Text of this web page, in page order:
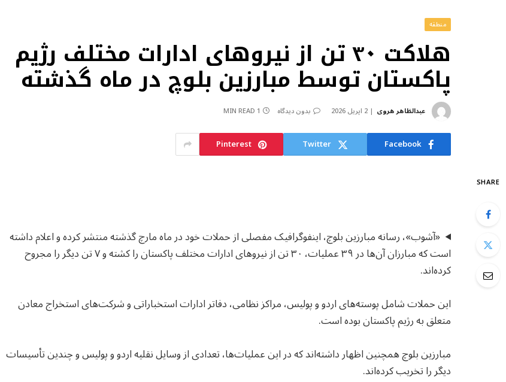
منطقه
هلاکت ۳۰ تن از نیروهای ادارات مختلف رژیم
پاکستان توسط مبارزین بلوچ در ماه گذشته
عبدالظاهر هروی 2 اپریل 2026 بدون دیدگاه 1 MIN READ
Facebook
Twitter
Pinterest
SHARE
«آشوب»، رسانه مبارزین بلوچ، اینفوگرافیک مفصلی از حملات خود در ماه مارچ گذشته منتشر کرده و اعلام داشته
است که مبارزان آن‌ها در ۳۹ عملیات، ۳۰ تن از نیروهای ادارات مختلف پاکستان را کشته و ۷ تن دیگر را مجروح
کرده‌اند.
این حملات شامل پوسته‌های اردو و پولیس، مراکز نظامی، دفاتر ادارات استخباراتی و شرکت‌های استخراج معادن
متعلق به رژیم پاکستان بوده است.
مبارزین بلوچ همچنین اظهار داشته‌اند که در این عملیات‌ها، تعدادی از وسایل نقلیه اردو و پولیس و چندین تأسیسات
دیگر را تخریب کرده‌اند.